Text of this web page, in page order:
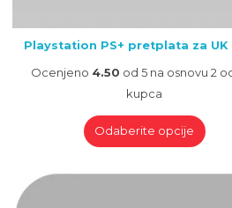
Playstation PS+ pretplata za
Ocenjeno 4.50 od 5 na osnovu2
kupca
Odaberite opcije